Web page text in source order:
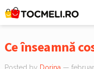
Ce înseamnă